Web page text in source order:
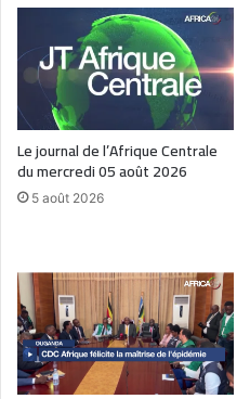
Le journal de l’Afrique Centrale
du mercredi 05 août 2026
5 août 2026